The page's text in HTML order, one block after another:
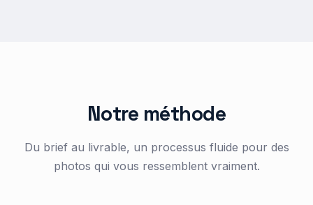
Notre méthode
Du brief au livrable, un processus fluide pour des
photos qui vous ressemblent vraiment.